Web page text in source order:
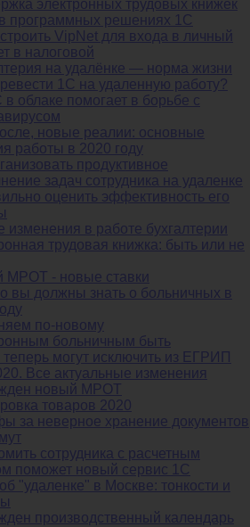
электронных трудовых книжек
программных решениях 1С
VipNet для входа в личный
в налоговой
на удалёнке — норма жизни
1С на удаленную работу?
в облаке помогает в борьбе с
новые реалии: основные
работы в 2020 году
продуктивное
задач сотрудника на удаленке
оценить эффективность его
изменения в работе бухгалтерии
трудовая книжка: быть или не
МРОТ - новые ставки
вы должны знать о больничных в
по-новому
больничным быть
теперь могут исключить из ЕГРИП
Все актуальные изменения
новый МРОТ
товаров 2020
за неверное хранение документов
сотрудника с расчетным
поможет новый сервис 1С
"удаленке" в Москве: тонкости и
производственный календарь